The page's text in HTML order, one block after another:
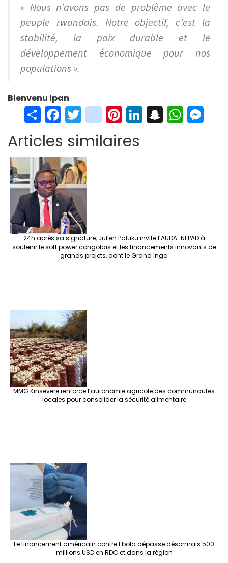
« Nous n’avons pas de problème avec le
peuple rwandais. Notre objectif, c’est la
stabilité, la paix durable et le
développement économique pour nos
populations ».
Bienvenu Ipan
S
h
ar
e
Fa
ce
b
o
o
k
T
wi
tt
er
in
st
ag
Pi
er
Li S W
Articles similaires
24h après sa signature, Julien Paluku invite l’AUDA-NEPAD à
soutenir le soft power congolais et les financements innovants de
grands projets, dont le Grand Inga
MMG Kinsevere renforce l’autonomie agricole des communautés
locales pour consolider la sécurité alimentaire
Le financement américain contre Ebola dépasse désormais 500
millions USD en RDC et dans la région